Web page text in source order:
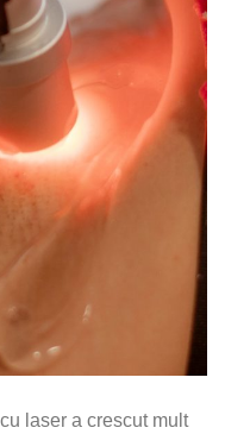
laser a crescut mult